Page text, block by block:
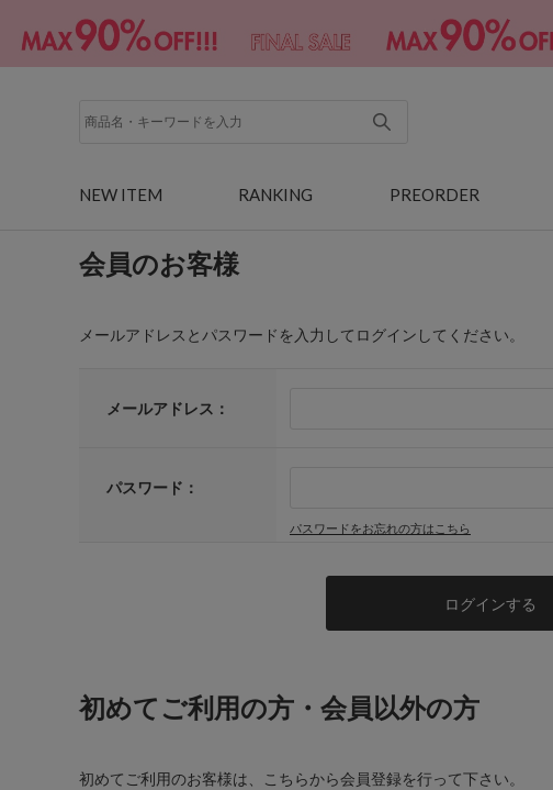
NEW ITEM RANKING PREORDER
会員のお客様
メールアドレスとパスワードを入力してログインしてください。
メールアドレス：
パスワード：
パスワードをお忘れの方はこちら
初めてご利用の方・会員以外の方
初めてご利用のお客様は、こちらから会員登録を行って下さい。